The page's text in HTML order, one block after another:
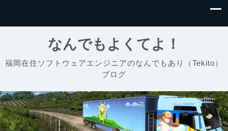
なんでもよくてよ！
福岡在住ソフトウェアエンジニアのなんでもあり（Tekito）
ブログ